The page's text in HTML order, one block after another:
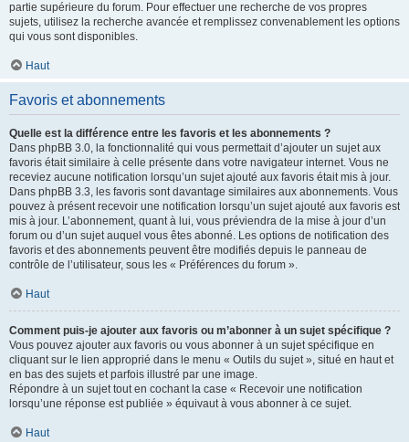
partie supérieure du forum. Pour effectuer une recherche de vos propres
sujets, utilisez la recherche avancée et remplissez convenablement les options
qui vous sont disponibles.
Haut
Favoris et abonnements
Quelle est la différence entre les favoris et les abonnements ?
Dans phpBB 3.0, la fonctionnalité qui vous permettait d’ajouter un sujet aux
favoris était similaire à celle présente dans votre navigateur internet. Vous ne
receviez aucune notification lorsqu’un sujet ajouté aux favoris était mis à jour.
Dans phpBB 3.3, les favoris sont davantage similaires aux abonnements. Vous
pouvez à présent recevoir une notification lorsqu’un sujet ajouté aux favoris est
mis à jour. L’abonnement, quant à lui, vous préviendra de la mise à jour d’un
forum ou d’un sujet auquel vous êtes abonné. Les options de notification des
favoris et des abonnements peuvent être modifiés depuis le panneau de
contrôle de l’utilisateur, sous les « Préférences du forum ».
Haut
Comment puis-je ajouter aux favoris ou m’abonner à un sujet spécifique ?
Vous pouvez ajouter aux favoris ou vous abonner à un sujet spécifique en
cliquant sur le lien approprié dans le menu « Outils du sujet », situé en haut et
en bas des sujets et parfois illustré par une image.
Répondre à un sujet tout en cochant la case « Recevoir une notification
lorsqu’une réponse est publiée » équivaut à vous abonner à ce sujet.
Haut